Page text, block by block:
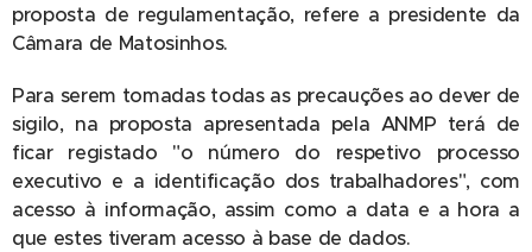
proposta de regulamentação, refere a presidente da
Câmara de Matosinhos.
Para serem tomadas todas as precauções ao dever de
sigilo, na proposta apresentada pela ANMP terá de
ficar registado "o número do respetivo processo
executivo e a identificação dos trabalhadores", com
acesso à informação, assim como a data e a hora a
que estes tiveram acesso à base de dados.